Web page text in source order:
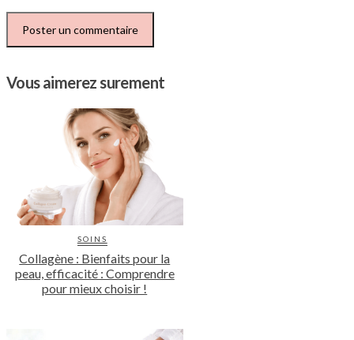
Vous aimerez surement
SOINS
Collagène : Bienfaits pour la
peau, efficacité : Comprendre
pour mieux choisir !